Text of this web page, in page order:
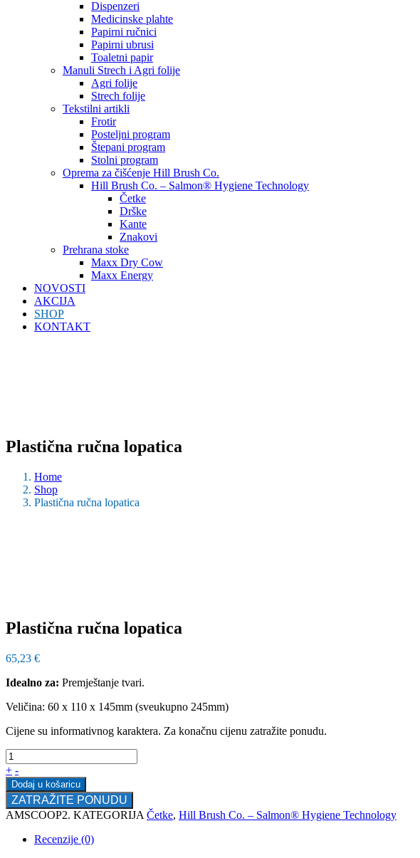
Dispenzeri
Medicinske plahte
Papirni ručnici
Papirni ubrusi
Toaletni papir
Manuli Strech i Agri folije
Agri folije
Strech folije
Tekstilni artikli
Frotir
Posteljni program
Štepani program
Stolni program
Oprema za čišćenje Hill Brush Co.
Hill Brush Co. – Salmon® Hygiene Technology
Četke
Drške
Kante
Znakovi
Prehrana stoke
Maxx Dry Cow
Maxx Energy
NOVOSTI
AKCIJA
SHOP
KONTAKT
Plastična ručna lopatica
Home
Shop
Plastična ručna lopatica
Plastična ručna lopatica
65,23 €
Idealno za: Premještanje tvari.
Veličina: 60 x 110 x 145mm (sveukupno 245mm)
Cijene su informativnog karaktera. Za konačnu cijenu zatražite ponudu.
+ -
Dodaj u košaricu
ZATRAŽITE PONUDU
AMSCOOP2. KATEGORIJA Četke, Hill Brush Co. – Salmon® Hygiene Technology
Recenzije (0)